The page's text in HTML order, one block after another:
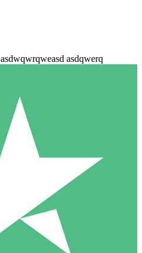
asdwqwrqweasd asdqwerq